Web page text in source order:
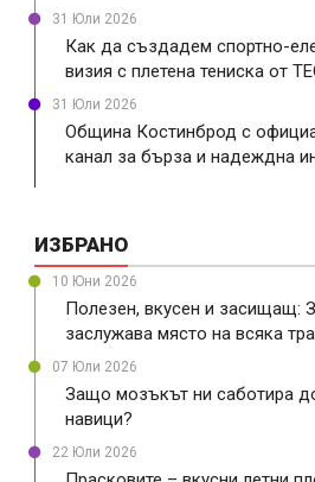
31 Юли 2026
Как да създадем спортно-
визия с плетена тениска от
31 Юли 2026
Община Костинброд с
канал за бърза и надеждна
ИЗБРАНО
10 Юни 2026
Полезен, вкусен и засищащ:
заслужава място на всяка
07 Юли 2026
Защо мозъкът ни саботира
навици?
22 Юли 2026